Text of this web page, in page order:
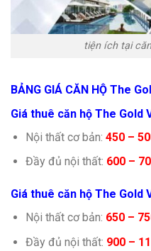
tiện ích tại
BẢNG GIÁ CĂN HỘ The
Giá thuê căn hộ The Gold
Nội thất cơ bản: 450 –
Đầy đủ nội thất: 600 –
Giá thuê căn hộ The Gold
Nội thất cơ bản: 650 –
Đầy đủ nội thất: 900 –